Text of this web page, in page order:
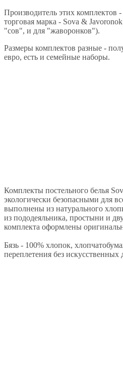
Производитель этих комплектов
торговая марка - Sova &
"сов", и для "жаворонков").
Размеры комплектов разные -
евро, есть и семейные наборы.
Комплекты постельного белья
экологически безопасными для
выполнены из натурального
из пододеяльника, простыни и
комплекта оформлены
Бязь - 100% хлопок,
переплетения без искусственных